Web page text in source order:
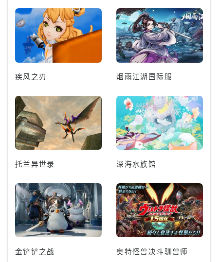
疾风之刃 烟雨江湖国际服
托兰异世录 深海水族馆
金铲铲之战 奥特怪兽决斗驯兽师